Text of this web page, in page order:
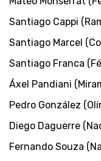
Santiago Cappi
Santiago Marcel
Santiago Franca
Áxel Pandiani
Pedro González
Diego Daguerre
Fernando Souza